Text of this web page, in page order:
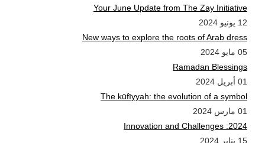
Your June Update from The Zay Initiative
12 يونيو 2024
New ways to explore the roots of Arab dress
05 مايو 2024
Ramadan Blessings
01 أبريل 2024
The kūfīyyah: the evolution of a symbol
01 مارس 2024
2024: Innovation and Challenges
15 يناير 2024